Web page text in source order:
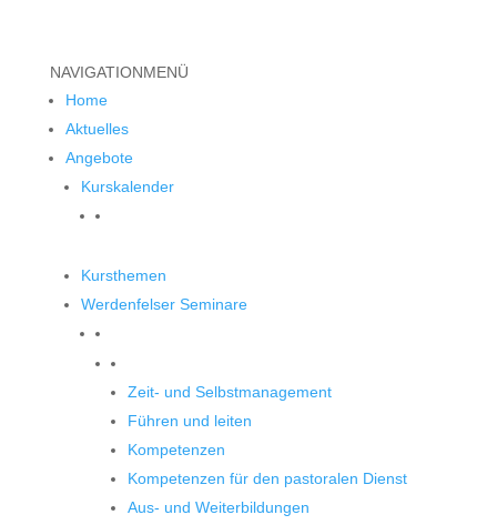
NAVIGATIONMENÜ
Home
Aktuelles
Angebote
Kurskalender
Kursthemen
Werdenfelser Seminare
Zeit- und Selbstmanagement
Führen und leiten
Kompetenzen
Kompetenzen für den pastoralen Dienst
Aus- und Weiterbildungen